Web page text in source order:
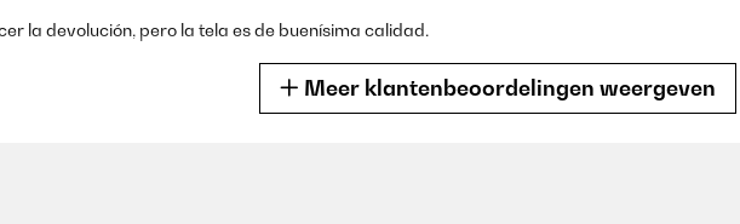
la devolución, pero la tela es de buenísima calidad.
Meer klantenbeoordelingen weergeven